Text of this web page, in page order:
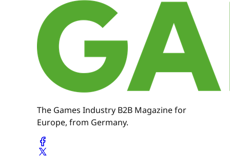
The Games Industry B2B Magazine for
Europe, from Germany.